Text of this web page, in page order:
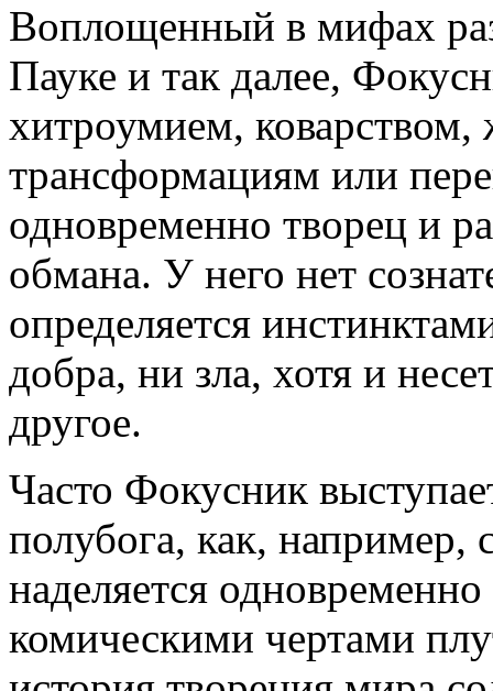
Воплощенный в мифах
Пауке и так далее,
хитроумием,
трансформациям или
одновременно творец и
обмана. У него нет
определяется
добра, ни зла, хотя и
другое.
Часто Фокусник
полубога, как,
наделяется
комическими чертами